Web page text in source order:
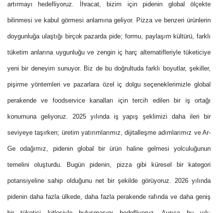
artırmayı hedefliyoruz. İhracat, bizim için pidenin global ölçekte
bilinmesi ve kabul görmesi anlamına geliyor. Pizza ve benzeri ürünlerin
doygunluğa ulaştığı birçok pazarda pide; formu, paylaşım kültürü, farklı
tüketim anlarına uygunluğu ve zengin iç harç alternatifleriyle tüketiciye
yeni bir deneyim sunuyor. Biz de bu doğrultuda farklı boyutlar, şekiller,
pişirme yöntemleri ve pazarlara özel iç dolgu seçeneklerimizle global
perakende ve foodservice kanalları için tercih edilen bir iş ortağı
konumuna geliyoruz. 2025 yılında iş yapış şeklimizi daha ileri bir
seviyeye taşırken; üretim yatırımlarımız, dijitalleşme adımlarımız ve Ar-
Ge odağımız, pidenin global bir ürün haline gelmesi yolculuğunun
temelini oluşturdu. Bugün pidenin, pizza gibi küresel bir kategori
potansiyeline sahip olduğunu net bir şekilde görüyoruz. 2026 yılında
pidenin daha fazla ülkede, daha fazla perakende rafında ve daha geniş